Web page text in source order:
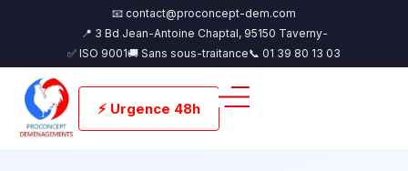
📧 contact@proconcept-dem.com
📍 3 Bd Jean-Antoine Chaptal, 95150 Taverny-
✅ ISO 9001🚚 Sans sous-traitance📞 01 39 80 13 03
⚡ Urgence 48h